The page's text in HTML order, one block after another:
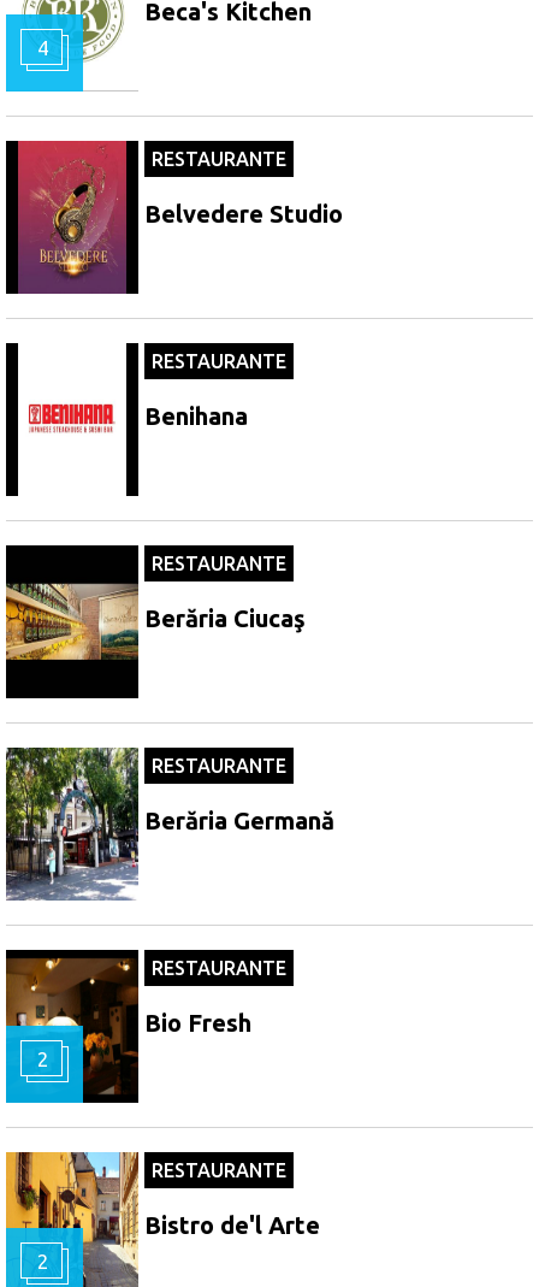
4
Beca's Kitchen
RESTAURANTE
Belvedere Studio
RESTAURANTE
Benihana
RESTAURANTE
Berăria Ciucaş
RESTAURANTE
Berăria Germană
2
RESTAURANTE
Bio Fresh
2
RESTAURANTE
Bistro de'l Arte